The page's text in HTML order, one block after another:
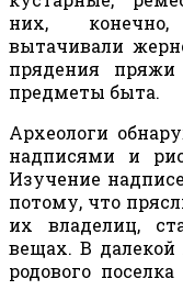
них, конечно,
вытачивали
прядения
предметы быта.
Археологи
надписями и
Изучение
потому, что
их владелиц,
вещах. В
родового